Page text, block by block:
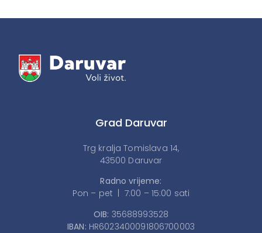
Grad Daruvar
Trg kralja Tomislava 14,
43500 Daruvar
Radno vrijeme:
Pon – pet | 7:00 – 15:00 sati
OIB: 35688993528
IBAN: HR6023400091806700003